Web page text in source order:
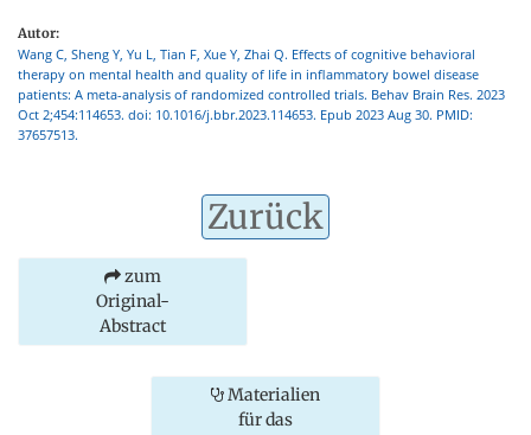
Autor:
Wang C, Sheng Y, Yu L, Tian F, Xue Y, Zhai Q. Effects of cognitive behavioral
therapy on mental health and quality of life in inflammatory bowel disease
patients: A meta-analysis of randomized controlled trials. Behav Brain Res. 2023
Oct 2;454:114653. doi: 10.1016/j.bbr.2023.114653. Epub 2023 Aug 30. PMID:
37657513.
Zurück
zum
Original-
Abstract
Materialien
für das